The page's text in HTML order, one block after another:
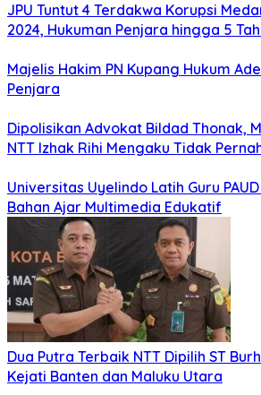
JPU Tuntut 4 Terdakwa Korupsi
2024, Hukuman Penjara hingga 5
Majelis Hakim PN Kupang Hukum
Penjara
Dipolisikan Advokat Bildad Thonak,
NTT Izhak Rihi Mengaku Tidak
Universitas Uyelindo Latih Guru
Bahan Ajar Multimedia Edukatif
Dua Putra Terbaik NTT Dipilih ST
Kejati Banten dan Maluku Utara